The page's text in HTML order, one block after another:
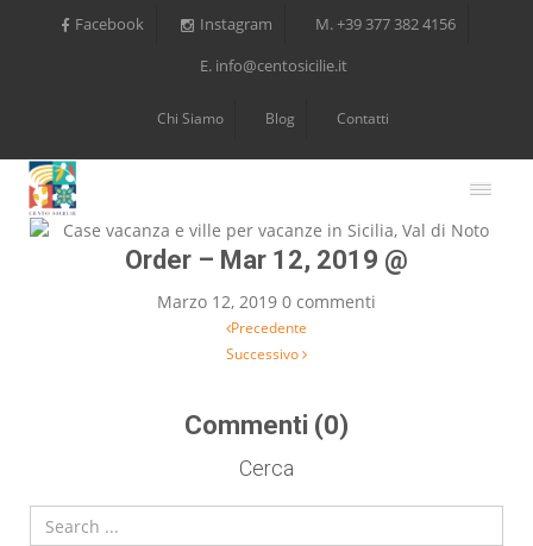
Facebook Instagram M. +39 377 382 4156
E. info@centosicilie.it
Chi Siamo Blog Contatti
Order – Mar 12, 2019 @
Marzo 12, 2019 0 commenti
Navigazione articoliPrecedente
Successivo
Commenti (0)
Cerca